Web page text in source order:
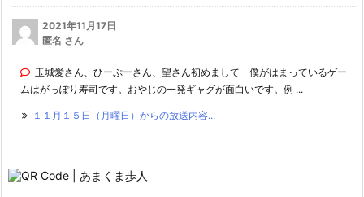
2021年11月17日
匿名 さん
玉城愛さん、ひーぷーさん、望さん初めまして 僕がはまっているゲー
ムはがっぽり寿司です。おやじの一発ギャグが面白いです。例 ...
１１月１５日（月曜日）からの放送内容...